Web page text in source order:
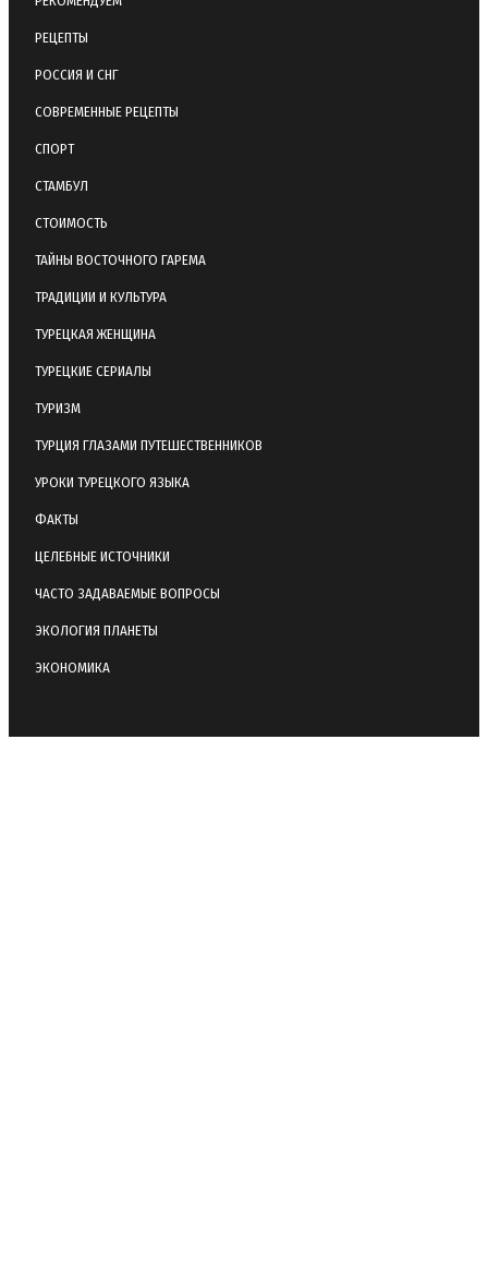
РЕЦЕПТЫ
РОССИЯ И СНГ
СОВРЕМЕННЫЕ РЕЦЕПТЫ
СПОРТ
СТАМБУЛ
СТОИМОСТЬ
ТАЙНЫ ВОСТОЧНОГО ГАРЕМА
ТРАДИЦИИ И КУЛЬТУРА
ТУРЕЦКАЯ ЖЕНЩИНА
ТУРЕЦКИЕ СЕРИАЛЫ
ТУРИЗМ
ТУРЦИЯ ГЛАЗАМИ ПУТЕШЕСТВЕННИКОВ
УРОКИ ТУРЕЦКОГО ЯЗЫКА
ФАКТЫ
ЦЕЛЕБНЫЕ ИСТОЧНИКИ
ЧАСТО ЗАДАВАЕМЫЕ ВОПРОСЫ
ЭКОЛОГИЯ ПЛАНЕТЫ
ЭКОНОМИКА